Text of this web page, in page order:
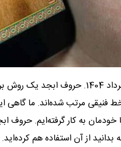
فال ابجد امروز شنبه 31 خرداد 1404.
فنیقی مرتب شده‌اند. ما گاهی
به کار گرفته‌ایم. حروف
از آن استفاده‌ هم کرده‌اید.